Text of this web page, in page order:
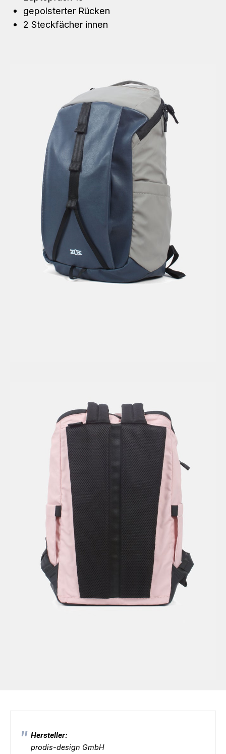
gepolsterter Rücken
2 Steckfächer innen
Hersteller:
prodis-design GmbH